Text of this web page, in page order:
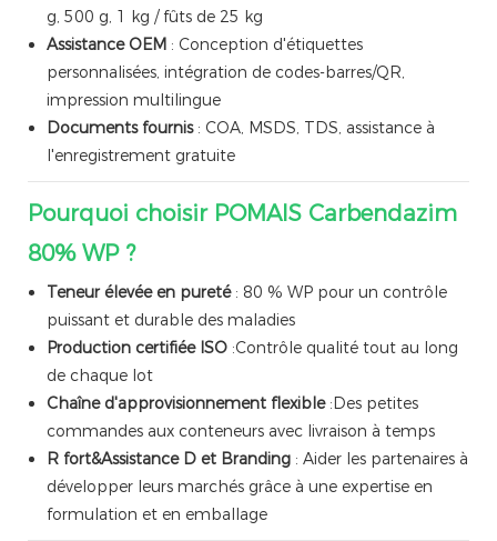
g, 500 g, 1 kg / fûts de 25 kg
Assistance OEM : Conception d'étiquettes
personnalisées, intégration de codes-barres/QR,
impression multilingue
Documents fournis : COA, MSDS, TDS, assistance à
l'enregistrement gratuite
Pourquoi choisir POMAIS Carbendazim
80% WP ?
Teneur élevée en pureté : 80 % WP pour un contrôle
puissant et durable des maladies
Production certifiée ISO :Contrôle qualité tout au long
de chaque lot
Chaîne d'approvisionnement flexible :Des petites
commandes aux conteneurs avec livraison à temps
R fort&Assistance D et Branding : Aider les partenaires à
développer leurs marchés grâce à une expertise en
formulation et en emballage